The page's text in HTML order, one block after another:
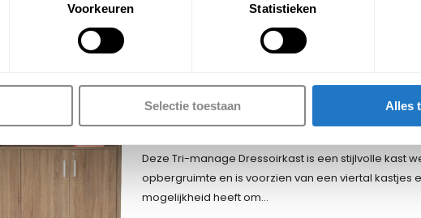
Voorkeuren Statistieken
Selectie toestaan Alles
Opties selecteren
TM – Dressoirkast
€579,00
Deze Tri-manage Dressoirkast is een stijlvolle kast
opbergruimte en is voorzien van een viertal kastjes
mogelijkheid heeft om…